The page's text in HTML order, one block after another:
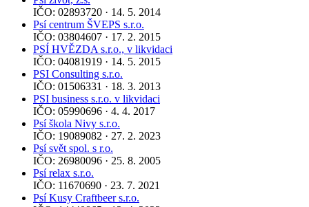
IČO: 02893720 · 14. 5. 2014
Psí centrum ŠVEPS s.r.o.
IČO: 03804607 · 17. 2. 2015
PSÍ HVĚZDA s.r.o., v likvidaci
IČO: 04081919 · 14. 5. 2015
PSI Consulting s.r.o.
IČO: 01506331 · 18. 3. 2013
PSI business s.r.o. v likvidaci
IČO: 05990696 · 4. 4. 2017
Psí škola Nivy s.r.o.
IČO: 19089082 · 27. 2. 2023
Psí svět spol. s r.o.
IČO: 26980096 · 25. 8. 2005
Psí relax s.r.o.
IČO: 11670690 · 23. 7. 2021
Psí Kusy Craftbeer s.r.o.